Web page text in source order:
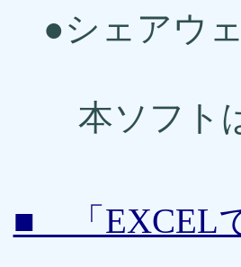
●シェアウ
本ソフト
■ 「EXCEL